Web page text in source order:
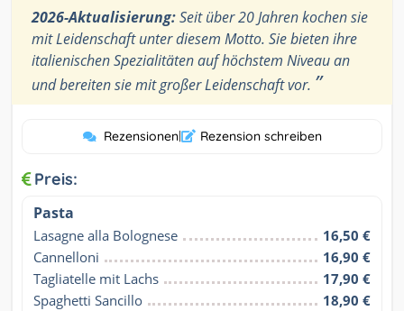
2026-Aktualisierung:Seit über 20 Jahren kochen sie
mit Leidenschaft unter diesem Motto. Sie bieten ihre
italienischen Spezialitäten auf höchstem Niveau an
und bereiten sie mit großer Leidenschaft vor. ”
Rezensionen| Rezension schreiben
Preis:
Pasta
Lasagne alla Bolognese
16,50 €
Cannelloni
16,90 €
Tagliatelle mit Lachs
17,90 €
Spaghetti Sancillo
18,90 €